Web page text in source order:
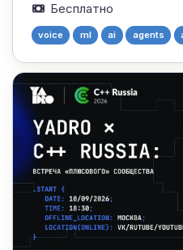
Бесплатно
voice ml ai agents